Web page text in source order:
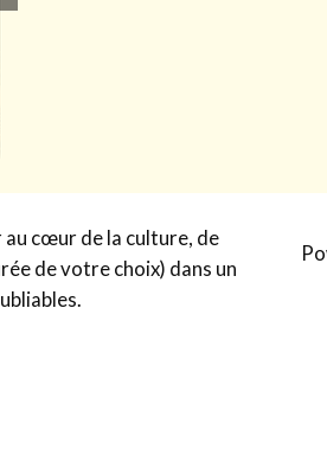
cœur de la culture, de
de votre choix) dans un